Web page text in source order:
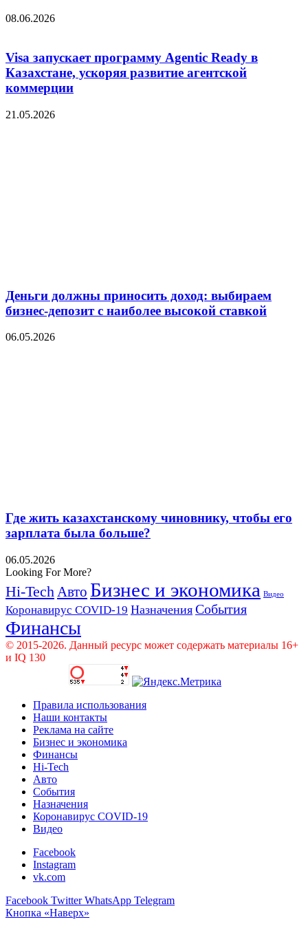
08.06.2026
Visa запускает программу Agentic Ready в
Казахстане, ускоряя развитие агентской
коммерции
21.05.2026
Деньги должны приносить доход: выбираем
бизнес-депозит с наиболее высокой ставкой
06.05.2026
Где жить казахстанскому чиновнику, чтобы его
зарплата была больше?
06.05.2026
Looking For More?
Hi-Tech Авто Бизнес и экономика Видео
Коронавирус COVID-19 Назначения События
Финансы
© 2015-2026. Данный ресурс может содержать материалы 16+
и IQ 130
Правила использования
Наши контакты
Реклама на сайте
Бизнес и экономика
Финансы
Hi-Tech
Авто
События
Назначения
Коронавирус COVID-19
Видео
Facebook
Instagram
vk.com
Facebook Twitter WhatsApp Telegram
Кнопка «Наверх»